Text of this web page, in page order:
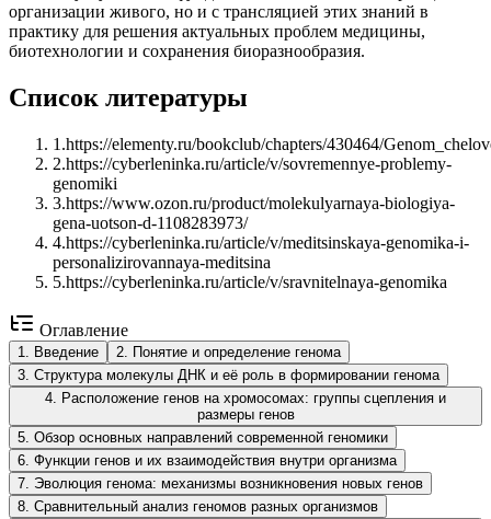
организации живого, но и с трансляцией этих знаний в
практику для решения актуальных проблем медицины,
биотехнологии и сохранения биоразнообразия.
Список литературы
1 .https://elementy.ru/bookclub/chapters/430464/
2.https://cyberleninka.ru/article/v/sovremennye-problemy-
genomiki
3.https://www.ozon.ru/product/molekulyarnaya-biologiya-
gena-uotson-d-1108283973/
4.https://cyberleninka.ru/article/v/meditsinskaya-genomika-i-
personalizirovannaya-meditsina
5.https://cyberleninka.ru/article/v/sravnitelnaya-genomika
Оглавление
1 Введение 2
Понятие и определение генома
3 Структура молекулы ДНК и её роль в формировании генома
4
Расположение генов на хромосомах: группы сцепления и
размеры генов
5 Обзор основных направлений современной геномики
6 Функции генов и их взаимодействия внутри организма
7 Эволюция генома: механизмы возникновения новых генов
8 Сравнительный анализ геномов разных организмов